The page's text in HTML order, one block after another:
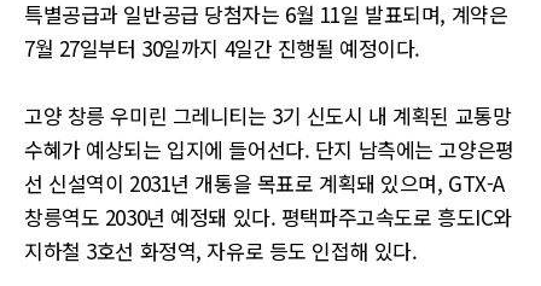
특별공급과 일반공급 당첨자는 6월 11일 발표되며, 계약은
7월 27일부터 30일까지 4일간 진행될 예정이다.
고양 창릉 우미린 그레니티는 3기 신도시 내 계획된 교통망
수혜가 예상되는 입지에 들어선다. 단지 남측에는 고양은평
선 신설역이 2031년 개통을 목표로 계획돼 있으며, GTX-A
창릉역도 2030년 예정돼 있다. 평택파주고속도로 흥도IC와
지하철 3호선 화정역, 자유로 등도 인접해 있다.